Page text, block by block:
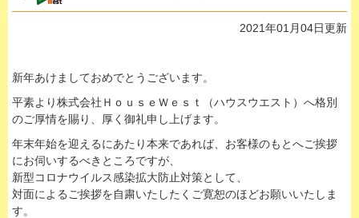
2021年01月04日更新
新年あけましておめでとうございます。
平素より株式会社ＨｏｕｓｅＷｅｓｔ（ハウスウエスト）へ格別
のご厚情を賜り、厚く御礼申し上げます。
年末年始を迎えるにあたり本来であれば、お客様のもとへご挨拶
にお伺いするべきところですが、
新型コロナウイルス感染拡大防止対策として、
対面によるご挨拶を自粛いたしたくご寛恕のほどお願いいたしま
す。